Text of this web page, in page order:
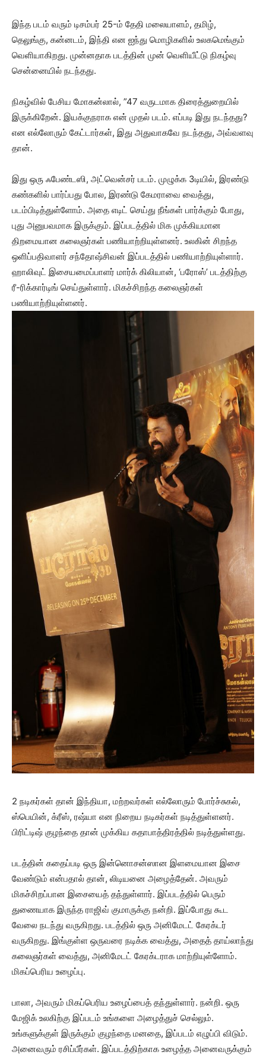
இந்த படம் வரும் டிசம்பர் 25-ம் தேதி மலையாளம், தமிழ்,
தெலுங்கு, கன்னடம், இந்தி என ஐந்து மொழிகளில் உலகமெங்கும்
வெளியாகிறது. முன்னதாக படத்தின் முன் வெளியீட்டு நிகழ்வு
சென்னையில் நடந்தது.
நிகழ்வில் பேசிய மோகன்லால், ”47 வருடமாக திரைத்துறையில்
இருக்கிறேன். இயக்குநராக என் முதல் படம். எப்படி இது நடந்தது?
என எல்லோரும் கேட்டார்கள், இது அதுவாகவே நடந்தது, அவ்வளவு
தான்.
இது ஒரு ஃபேண்டஸி, அட்வென்சர் படம். முழுக்க 3டியில், இரண்டு
கண்களில் பார்ப்பது போல, இரண்டு கேமராவை வைத்து,
படம்பிடித்துள்ளோம். அதை எடிட் செய்து நீங்கள் பார்க்கும் போது,
புது அனுபவமாக இருக்கும். இப்படத்தில் மிக முக்கியமான
திறமையான கலைஞர்கள் பணியாற்றியுள்ளனர். உலகின் சிறந்த
ஒளிப்பதிவாளர் சந்தோஷ்சிவன் இப்படத்தில் பணியாற்றியுள்ளார்.
ஹாலிவுட் இசையமைப்பாளர் மார்க் கிலியான், ‘பரோஸ்’ படத்திற்கு
ரீ-ரிக்கார்டிங் செய்துள்ளார். மிகச்சிறந்த கலைஞர்கள்
பணியாற்றியுள்ளனர்.
2 நடிகர்கள் தான் இந்தியா, மற்றவர்கள் எல்லோரும் போர்ச்சுகல்,
ஸ்பெயின், க்ரீஸ், ரஷ்யா என நிறைய நடிகர்கள் நடித்துள்ளனர்.
பிரிட்டிஷ் குழந்தை தான் முக்கிய கதாபாத்திரத்தில் நடித்துள்ளது.
படத்தின் கதைப்படி ஒரு இன்னொசன்ஸான இளமையான இசை
வேண்டும் என்பதால் தான், லிடியனை அழைத்தேன். அவரும்
மிகச்சிறப்பான இசையைத் தந்துள்ளார். இப்படத்தில் பெரும்
துணையாக இருந்த ராஜிவ் குமாருக்கு நன்றி. இப்போது கூட
வேலை நடந்து வருகிறது. படத்தில் ஒரு அனிமேடட் கேரக்டர்
வருகிறது. இங்குள்ள ஒருவரை நடிக்க வைத்து, அதைத் தாய்லாந்து
கலைஞர்கள் வைத்து, அனிமேடட் கேரக்டராக மாற்றியுள்ளோம்.
மிகப்பெரிய உழைப்பு.
பாலா, அவரும் மிகப்பெரிய உழைப்பைத் தந்துள்ளார். நன்றி. ஒரு
மேஜிக் உலகிற்கு இப்படம் உங்களை அழைத்துச் செல்லும்.
உங்களுக்குள் இருக்கும் குழந்தை மனதை, இப்படம் எழுப்பி விடும்.
அனைவரும் ரசிப்பீர்கள். இப்படத்திற்காக உழைத்த அனைவருக்கும்